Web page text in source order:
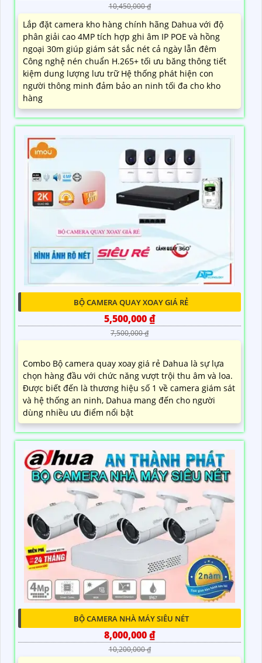
10,450,000 ₫
Lắp đặt camera kho hàng chính hãng Dahua với độ
phân giải cao 4MP tích hợp ghi âm IP POE và hồng
ngoại 30m giúp giám sát sắc nét cả ngày lẫn đêm
Công nghệ nén chuẩn H.265+ tối ưu băng thông tiết
kiệm dung lượng lưu trữ Hệ thống phát hiện con
người thông minh đảm bảo an ninh tối đa cho kho
hàng
BỘ CAMERA QUAY XOAY GIÁ RẺ
5,500,000 ₫
7,500,000 ₫
Combo Bộ camera quay xoay giá rẻ Dahua là sự lựa
chọn hàng đầu với chức năng vượt trội thu âm và loa.
Được biết đến là thương hiệu số 1 về camera giám sát
và hệ thống an ninh, Dahua mang đến cho người
dùng nhiều ưu điểm nổi bật
BỘ CAMERA NHÀ MÁY SIÊU NÉT
8,000,000 ₫
10,200,000 ₫